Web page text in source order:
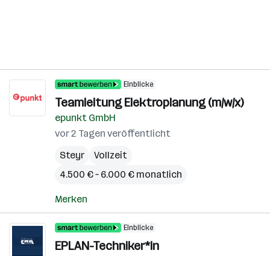
Einblicke
Teamleitung Elektroplanung (m/w/x)
epunkt GmbH
vor 2 Tagen veröffentlicht
Steyr
Vollzeit
4.500 € – 6.000 € monatlich
Merken
Einblicke
EPLAN-Techniker*in